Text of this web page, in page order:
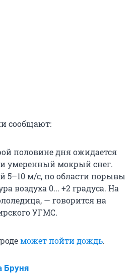
сообщают:
половине дня ожидается
умеренный мокрый снег.
5–10 м/с, по области порывы
воздуха 0... +2 градуса. На
— говорится на
УГМС.
может пойти дождь.
Бруня